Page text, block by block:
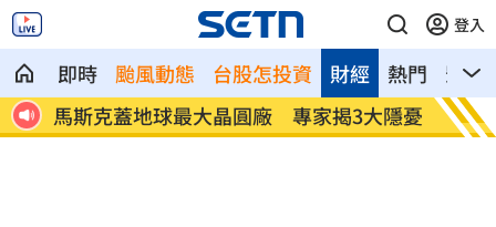
登入
即時 颱風動態 台股怎投資 熱門 影音
財經
趕
馬斯克蓋地球最大晶圓廠 專家揭3大隱憂 泰國